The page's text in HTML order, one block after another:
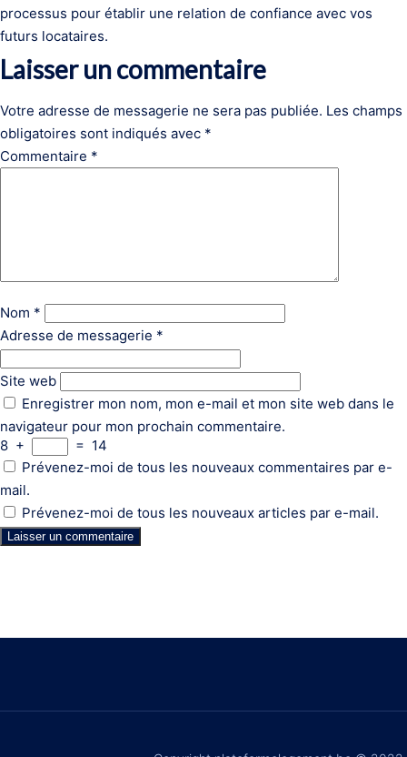
processus pour établir une relation de confiance avec vos
futurs locataires.
Laisser un commentaire
Votre adresse de messagerie ne sera pas publiée. Les champs
obligatoires sont indiqués avec *
Commentaire *
Nom *
Adresse de messagerie *
Site web
Enregistrer mon nom, mon e-mail et mon site web dans le
navigateur pour mon prochain commentaire.
8 + = 14
Prévenez-moi de tous les nouveaux commentaires par e-
mail.
Prévenez-moi de tous les nouveaux articles par e-mail.